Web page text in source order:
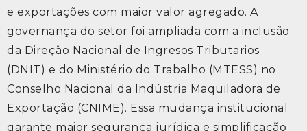
e exportações com maior valor agregado. A
governança do setor foi ampliada com a inclusão
da Direção Nacional de Ingresos Tributarios
(DNIT) e do Ministério do Trabalho (MTESS) no
Conselho Nacional da Indústria Maquiladora de
Exportação (CNIME). Essa mudança institucional
garante maior segurança jurídica e simplificação